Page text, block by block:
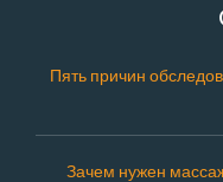
Пять причин
Зачем нужен